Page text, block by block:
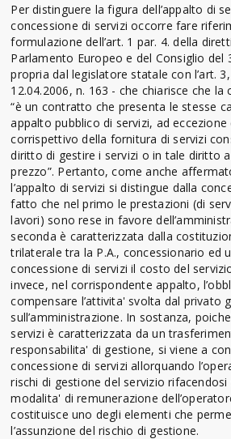
Per distinguere la figura dell’appalto di
concessione di servizi occorre fare
formulazione dell’art. 1 par. 4. della
Parlamento Europeo e del Consiglio del
propria dal legislatore statale con l’art.
12.04.2006, n. 163 - che chiarisce che la
“è un contratto che presenta le stesse
appalto pubblico di servizi, ad
corrispettivo della fornitura di servizi
diritto di gestire i servizi o in tale diritto
prezzo”. Pertanto, come anche
l’appalto di servizi si distingue dalla
fatto che nel primo le prestazioni (di
lavori) sono rese in favore
seconda è caratterizzata dalla
trilaterale tra la P.A., concessionario ed
concessione di servizi il costo del
invece, nel corrispondente appalto,
compensare l’attivita' svolta dal privato
sull’amministrazione. In sostanza,
servizi è caratterizzata da un
responsabilita' di gestione, si viene a
concessione di servizi allorquando
rischi di gestione del servizio rifacendosi
modalita' di remunerazione
costituisce uno degli elementi che
l’assunzione del rischio di gestione.